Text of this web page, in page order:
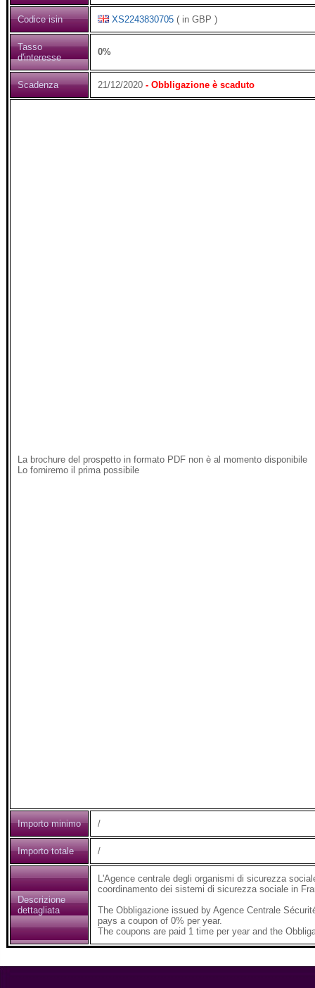
Codice isin XS2243830705 ( in GBP )
Tasso
d'interesse
0%
Scadenza 21/12/2020 - Obbligazione è scaduto
La brochure del prospetto in formato PDF non è al momento disponibile
Lo forniremo il prima possibile
Importo minimo /
Importo totale /
Descrizione
dettagliata
L'Agence centrale degli organismi di sicurezza
coordinamento dei sistemi di sicurezza sociale in
The Obbligazione issued by Agence Centrale
pays a coupon of 0% per year.
The coupons are paid 1 time per year and the